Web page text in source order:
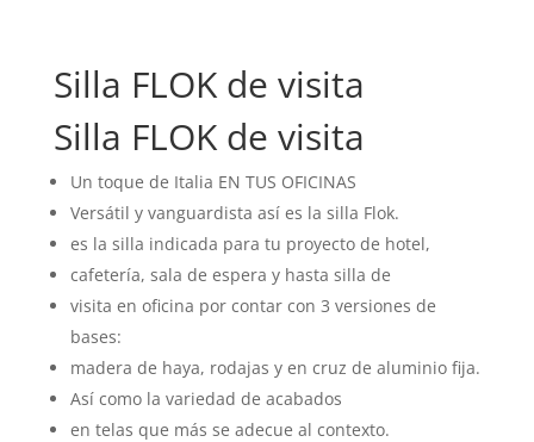
Silla FLOK de visita
Silla FLOK de visita
Un toque de Italia EN TUS OFICINAS
Versátil y vanguardista así es la silla Flok.
es la silla indicada para tu proyecto de hotel,
cafetería, sala de espera y hasta silla de
visita en oficina por contar con 3 versiones de
bases:
madera de haya, rodajas y en cruz de aluminio fija.
Así como la variedad de acabados
en telas que más se adecue al contexto.